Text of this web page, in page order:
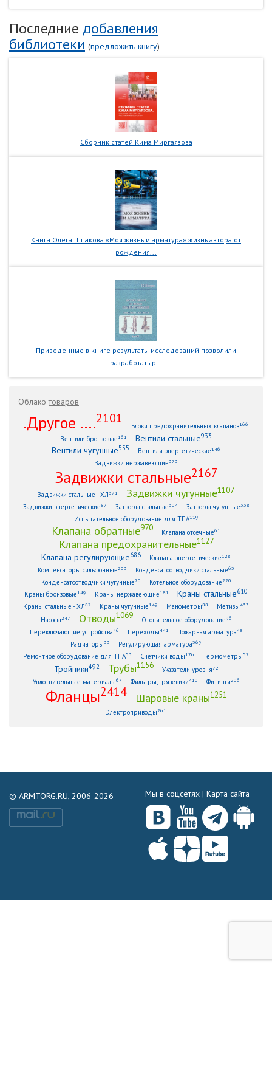
Последние добавления
библиотеки (предложить книгу)
Сборник статей Кима Миргаязова
Книга Олега Шпакова «Моя жизнь и арматура» жизнь автора от
рождения...
Приведенные в книге результаты исследований позволили
разработать р...
Облакотоваров
.Другое ....2101
Блоки предохранительных клапанов166
Вентили бронзовые161 Вентили стальные933
Вентили чугунные555 Вентили энергетические146
Задвижки нержавеющие373
Задвижки стальные2167
Задвижки стальные - ХЛ371 Задвижки чугунные1107
Задвижки энергетические87 Затворы стальные304 Затворы чугунные338
Испытательное оборудование для ТПА119
Клапана обратные970 Клапана отсечные61
Клапана предохранительные1127
Клапана регулирующие686 Клапана энергетические128
Компенсаторы сильфонные 203 Конденсатоотводчики стальные63
Конденсатоотводчики чугунные70 Котельное оборудование 220
Краны бронзовые149 Краны нержавеющие181 Краны стальные610
Краны стальные - ХЛ87 Краны чугунные149 Манометры88 Метизы433
Насосы 247 Отводы1069 Отопительное оборудование96
Переключающие устройства46 Переходы441 Пожарная арматура48
Радиаторы33 Регулирующая арматура369
Ремонтное оборудование для ТПА53 Счетчики воды176 Термометры 57
Тройники492 Трубы1156 Указатели уровня72
Уплотнительные материалы67 Фильтры, грязевики410 Фитинги 206
Фланцы2414 Шаровые краны1251
Электроприводы 261
© ARMTORG.RU, 2006-2026 Мы в соцсетях | Карта сайта